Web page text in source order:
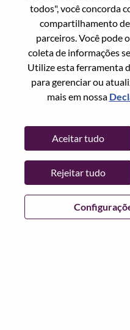
todos", você concorda
compartilhamento
parceiros. Você pode
coleta de informações
Utilize esta ferramenta
para gerenciar ou
mais em nossa
Aceitar tudo
Rejeitar tudo
Vamos enviar por
redefinir sua senha.
Redefinir senha com seu
Email*